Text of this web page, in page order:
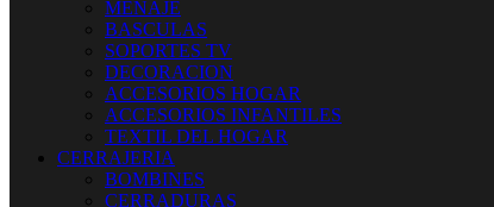
MENAJE
BASCULAS
SOPORTES TV
DECORACION
ACCESORIOS HOGAR
ACCESORIOS INFANTILES
TEXTIL DEL HOGAR
CERRAJERIA
BOMBINES
CERRADURAS